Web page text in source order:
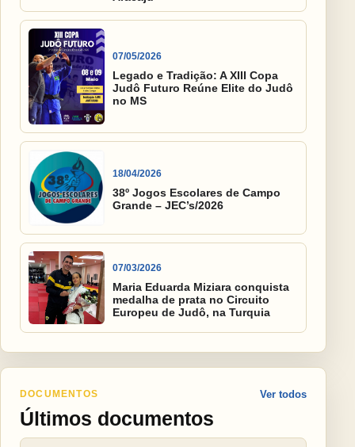
07/05/2026
Legado e Tradição: A XIII Copa
Judô Futuro Reúne Elite do Judô
no MS
18/04/2026
38º Jogos Escolares de Campo
Grande – JEC’s/2026
07/03/2026
Maria Eduarda Miziara conquista
medalha de prata no Circuito
Europeu de Judô, na Turquia
DOCUMENTOS
Últimos documentos
Ver todos